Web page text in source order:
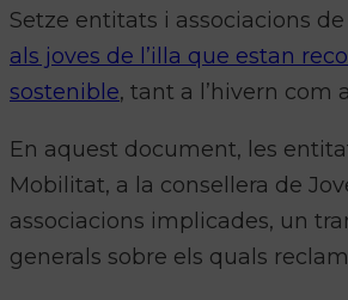
Setze entitats i associacions
als joves de l’illa que estan
sostenible, tant a l’hivern com
En aquest document, les
Mobilitat, a la consellera de
associacions implicades, un
generals sobre els quals